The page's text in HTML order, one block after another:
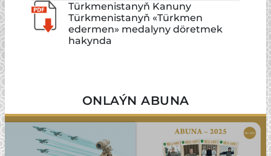
Türkmenistanyň Kanuny
Türkmenistanyň «Türkmen
edermen» medalyny döretmek
hakynda
ONLAÝN ABUNA